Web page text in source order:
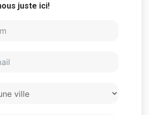
juste ici!